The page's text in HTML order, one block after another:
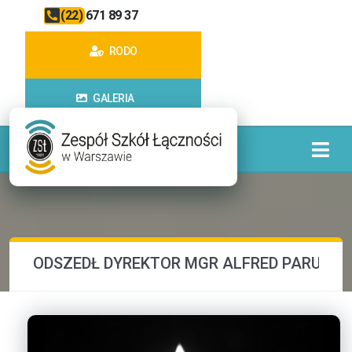
(22) 671 89 37
RODO
GALERIA
ODSZEDŁ DYREKTOR MGR ALFRED